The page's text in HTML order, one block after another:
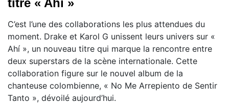
titre « Ahí »
C’est l’une des collaborations les plus attendues du
moment. Drake et Karol G unissent leurs univers sur «
Ahí », un nouveau titre qui marque la rencontre entre
deux superstars de la scène internationale. Cette
collaboration figure sur le nouvel album de la
chanteuse colombienne, « No Me Arrepiento de Sentir
Tanto », dévoilé aujourd’hui.